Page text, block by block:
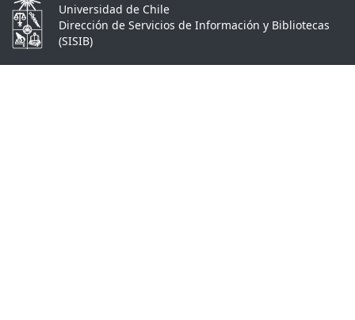
Universidad de Chile
Dirección de Servicios de Información y Bibliotecas
(SISIB)